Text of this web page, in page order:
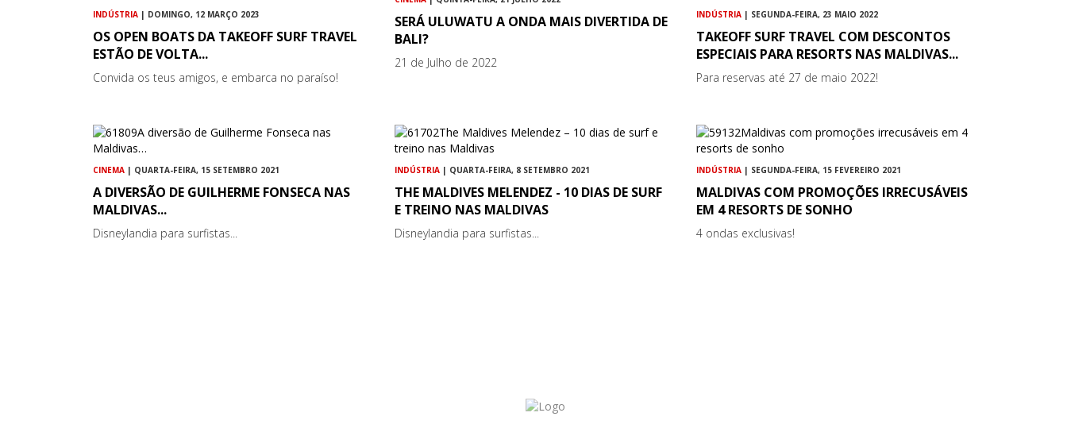
INDÚSTRIA | DOMINGO, 12 MARÇO 2023
OS OPEN BOATS DA TAKEOFF SURF TRAVEL
ESTÃO DE VOLTA...
Convida os teus amigos, e embarca no paraíso!
SERÁ ULUWATU A ONDA MAIS DIVERTIDA DE
BALI?
21 de Julho de 2022
INDÚSTRIA | SEGUNDA-FEIRA, 23 MAIO 2022
TAKEOFF SURF TRAVEL COM DESCONTOS
ESPECIAIS PARA RESORTS NAS MALDIVAS...
Para reservas até 27 de maio 2022!
CINEMA | QUARTA-FEIRA, 15 SETEMBRO 2021
A DIVERSÃO DE GUILHERME FONSECA NAS
MALDIVAS...
Disneylandia para surfistas...
INDÚSTRIA | QUARTA-FEIRA, 8 SETEMBRO 2021
THE MALDIVES MELENDEZ - 10 DIAS DE SURF
E TREINO NAS MALDIVAS
Disneylandia para surfistas...
INDÚSTRIA | SEGUNDA-FEIRA, 15 FEVEREIRO 2021
MALDIVAS COM PROMOÇÕES IRRECUSÁVEIS
EM 4 RESORTS DE SONHO
4 ondas exclusivas!